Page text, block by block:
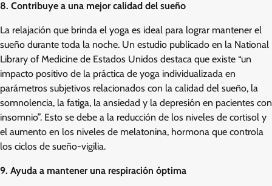
8. Contribuye a una mejor calidad del sueño
La relajación que brinda el yoga es ideal para lograr mantener el
sueño durante toda la noche. Un estudio publicado en la National
Library of Medicine de Estados Unidos destaca que existe “un
impacto positivo de la práctica de yoga individualizada en
parámetros subjetivos relacionados con la calidad del sueño, la
somnolencia, la fatiga, la ansiedad y la depresión en pacientes con
insomnio”. Esto se debe a la reducción de los niveles de cortisol y
el aumento en los niveles de melatonina, hormona que controla
los ciclos de sueño-vigilia.
9. Ayuda a mantener una respiración óptima